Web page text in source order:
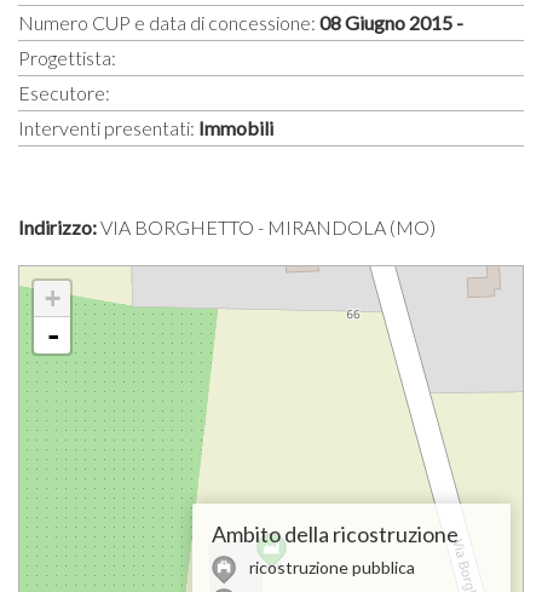
Numero CUP e data di concessione: 08 Giugno 2015 -
Progettista:
Esecutore:
Interventi presentati: Immobili
Indirizzo:VIA BORGHETTO - MIRANDOLA (MO)
+
-
Ambito della ricostruzione
ricostruzione pubblica